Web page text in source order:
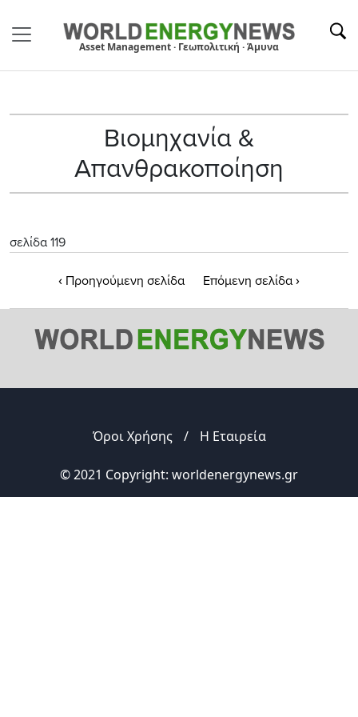
Asset Management · Γεωπολιτική · Άμυνα
Βιομηχανία &
Απανθρακοποίηση
σελίδα 119
‹ Προηγούμενη σελίδα Επόμενη σελίδα›
Όροι Χρήσης / Η Εταιρεία
© 2021 Copyright: worldenergynews.gr